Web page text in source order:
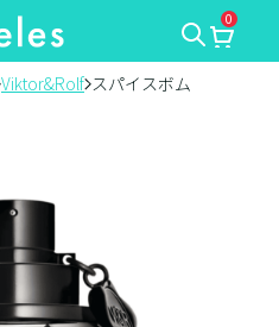
0
Viktor&Rolf スパイスボム